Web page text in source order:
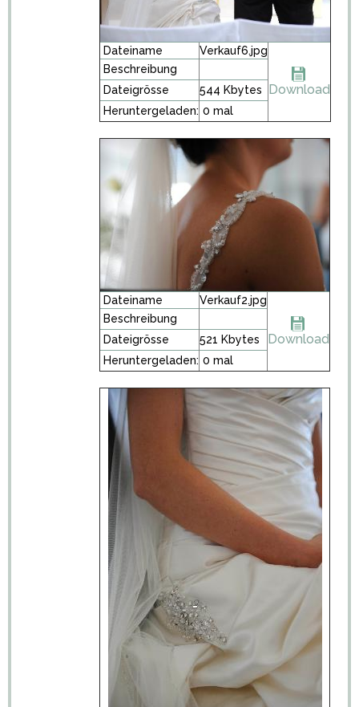
Dateiname Verkauf6.jpg
Download
Beschreibung
Dateigrösse
544 Kbytes
Heruntergeladen: 0 mal
Dateiname Verkauf2.jpg
Download
Beschreibung
Dateigrösse
521 Kbytes
Heruntergeladen: 0 mal